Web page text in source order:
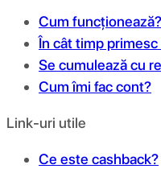
Cum funcționează?
În cât timp
Se cumulează cu
Cum îmi fac cont?
Link-uri utile
Ce este cashback?